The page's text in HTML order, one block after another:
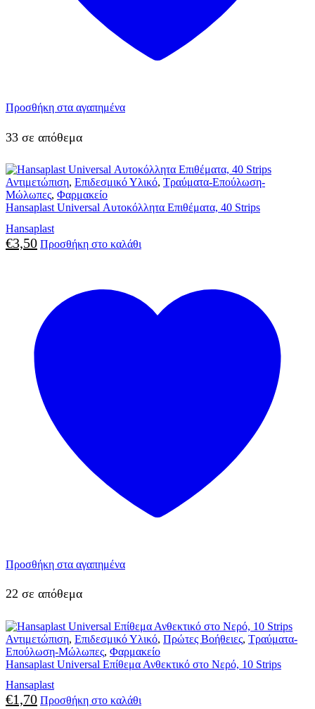
Προσθήκη στα αγαπημένα
33 σε απόθεμα
Αντιμετώπιση, Επιδεσμικό Υλικό, Τραύματα-Επούλωση-
Μώλωπες, Φαρμακείο
Hansaplast Universal Αυτοκόλλητα Επιθέματα, 40 Strips
Hansaplast
€3,50 Προσθήκη στο καλάθι
Προσθήκη στα αγαπημένα
22 σε απόθεμα
Αντιμετώπιση, Επιδεσμικό Υλικό, Πρώτες Βοήθειες, Τραύματα-
Επούλωση-Μώλωπες, Φαρμακείο
Hansaplast Universal Επίθεμα Ανθεκτικό στο Νερό, 10 Strips
Hansaplast
€1,70 Προσθήκη στο καλάθι